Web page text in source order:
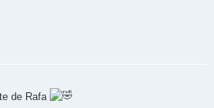
de Rafa